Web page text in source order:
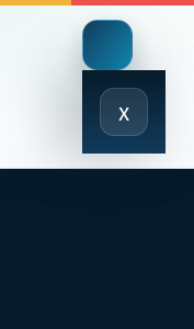
x
Close
Menu